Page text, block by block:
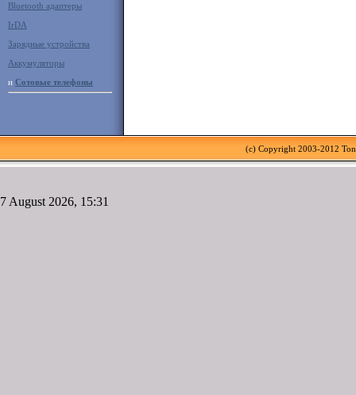
Bluetooth адаптеры
IrDA
Зарядные устройства
Аккумуляторы
и Сотовые телефоны
(c) Copyright 2003-2012
7 August 2026, 15:31